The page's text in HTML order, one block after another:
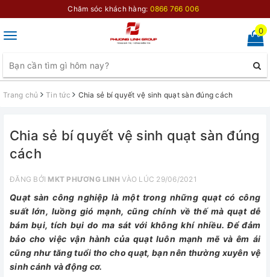
Chăm sóc khách hàng: 0866 766 006
Toggle
0
Trang chủ Tin tức Chia sẻ bí quyết vệ sinh quạt sàn đúng cách
Chia sẻ bí quyết vệ sinh quạt sàn đúng
cách
ĐĂNG BỞI MKT PHƯƠNG LINH VÀO LÚC 29/06/2021
Quạt sàn công nghiệp là một trong những quạt có công
suất lớn, luồng gió mạnh, cũng chính về thế mà quạt dễ
bám bụi, tích bụi do ma sát với không khí nhiều. Để đảm
bảo cho việc vận hành của quạt luôn mạnh mẽ và êm ái
cũng như tăng tuổi tho cho quạt, bạn nên thường xuyên vệ
sinh cánh và động cơ.